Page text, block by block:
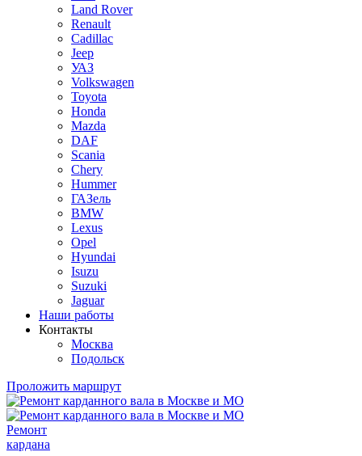
Land Rover
Renault
Cadillac
Jeep
УАЗ
Volkswagen
Toyota
Honda
Mazda
DAF
Scania
Chery
Hummer
ГАЗель
BMW
Lexus
Opel
Hyundai
Isuzu
Suzuki
Jaguar
Наши работы
Контакты
Москва
Подольск
Проложить маршрут
Ремонт
кардана